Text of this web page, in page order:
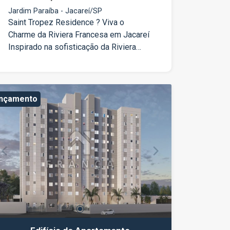
Jardim Paraíba - Jacareí/SP
Saint Tropez Residence ? Viva o
Charme da Riviera Francesa em Jacareí
Inspirado na sofisticação da Riviera
conforto e exclusividade. ?
Apartamentos de 65 a 89m², com 2 ou 3
dormitórios ? Varanda gourmet com
churrasqueira a gás ?? Infraestrutura
para ar-condicionado em todos os
ambientes ? Vagas amplas e ponto
para carro elétrico ? Conceito aberto,
com plantas personalizáveis e
ambientes integrados E mais: ?
Rooftop com piscina, raia de 25m, wine
lounge, sauna e uma vista panorâmica
de tirar o fôlego ? Espaço pet care,